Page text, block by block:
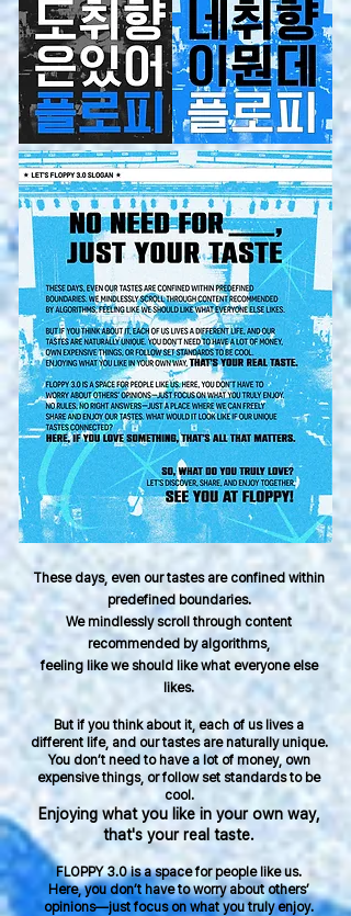
Jeonnam local residents /
Exhibition ONLY Ticket - A 100%
refund is available until 11:59 PM
on June 2nd (Monday). After that,
no refunds will be allowed.
These days, even our tastes are confined within
predefined boundaries.
We mindlessly scroll through content
recommended by algorithms,
feeling like we should like what everyone else
likes.
But if you think about it, each of us lives a
different life, and our tastes are naturally unique.
You don’t need to have a lot of money, own
expensive things, or follow set standards to be
cool.
Enjoying what you like in your own way,
that's your real taste.
FLOPPY 3.0 is a space for people like us.
Here, you don’t have to worry about others’
opinions—just focus on what you truly enjoy.